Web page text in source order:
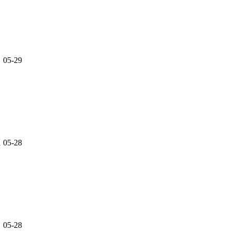
05-29
05-28
05-28